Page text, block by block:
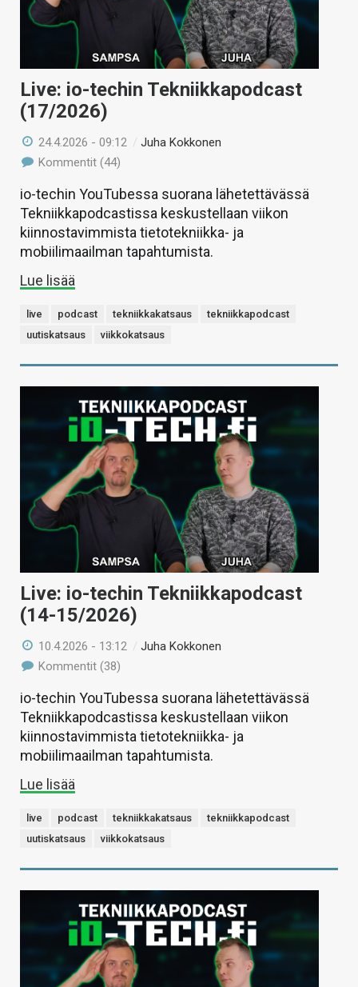
Live: io-techin Tekniikkapodcast
(17/2026)
24.4.2026 - 09:12 /Juha Kokkonen
Kommentit (44)
io-techin YouTubessa suorana lähetettävässä
Tekniikkapodcastissa keskustellaan viikon
kiinnostavimmista tietotekniikka- ja
mobiilimaailman tapahtumista.
Lue lisää
live podcast tekniikkakatsaus
tekniikkapodcast
uutiskatsaus
viikkokatsaus
Live: io-techin Tekniikkapodcast
(14-15/2026)
10.4.2026 - 13:12 /Juha Kokkonen
Kommentit (38)
io-techin YouTubessa suorana lähetettävässä
Tekniikkapodcastissa keskustellaan viikon
kiinnostavimmista tietotekniikka- ja
mobiilimaailman tapahtumista.
Lue lisää
live podcast tekniikkakatsaus
tekniikkapodcast
uutiskatsaus
viikkokatsaus